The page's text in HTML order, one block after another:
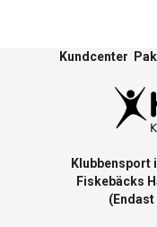
Kundcenter
Klubbensport i
Fiskebäcks